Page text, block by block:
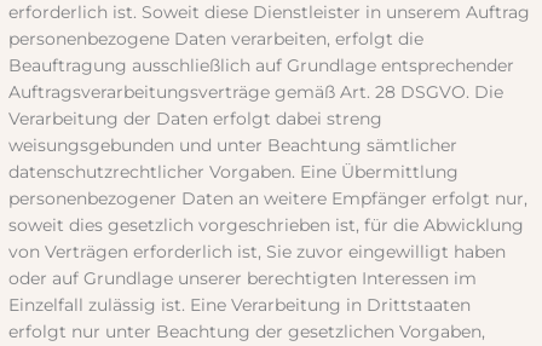
erforderlich ist. Soweit diese Dienstleister in unserem Auftrag
personenbezogene Daten verarbeiten, erfolgt die
Beauftragung ausschließlich auf Grundlage entsprechender
Auftragsverarbeitungsverträge gemäß Art. 28 DSGVO. Die
Verarbeitung der Daten erfolgt dabei streng
weisungsgebunden und unter Beachtung sämtlicher
datenschutzrechtlicher Vorgaben. Eine Übermittlung
personenbezogener Daten an weitere Empfänger erfolgt nur,
soweit dies gesetzlich vorgeschrieben ist, für die Abwicklung
von Verträgen erforderlich ist, Sie zuvor eingewilligt haben
oder auf Grundlage unserer berechtigten Interessen im
Einzelfall zulässig ist. Eine Verarbeitung in Drittstaaten
erfolgt nur unter Beachtung der gesetzlichen Vorgaben,